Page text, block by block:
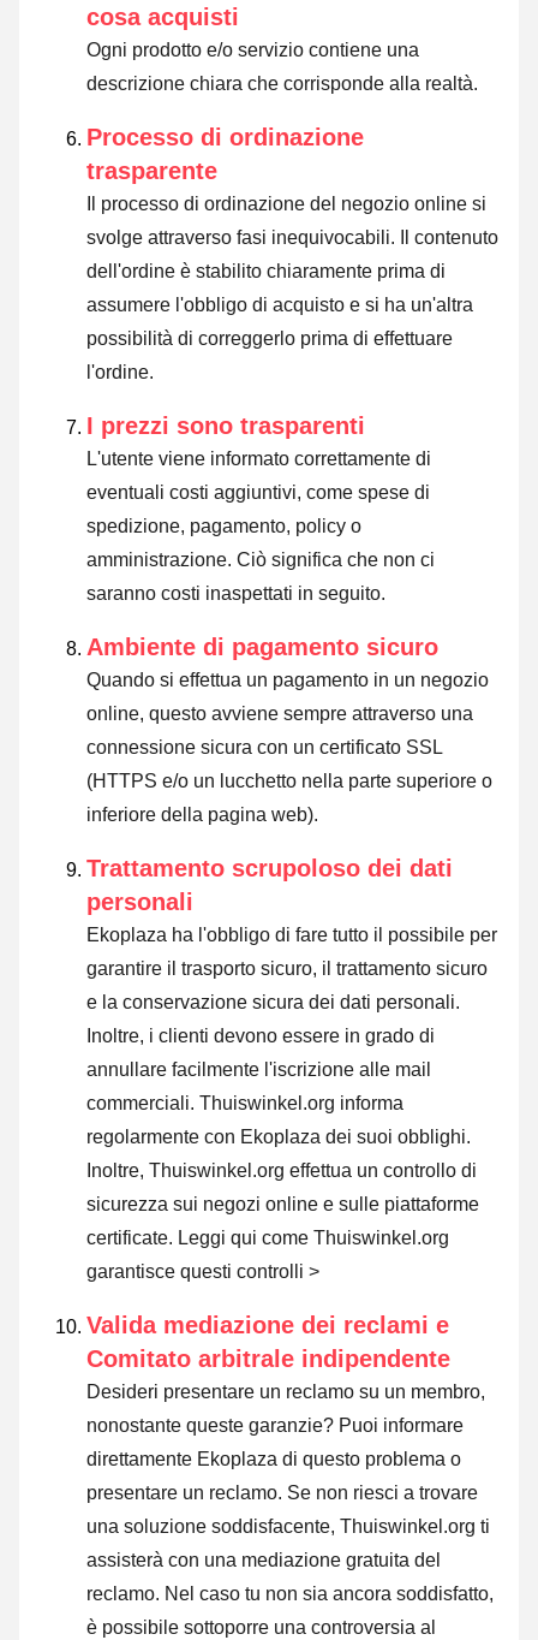
cosa acquisti
Ogni prodotto e/o servizio contiene una
descrizione chiara che corrisponde alla realtà.
Processo di ordinazione
trasparente
Il processo di ordinazione del negozio online si
svolge attraverso fasi inequivocabili. Il contenuto
dell'ordine è stabilito chiaramente prima di
assumere l'obbligo di acquisto e si ha un'altra
possibilità di correggerlo prima di effettuare
l'ordine.
I prezzi sono trasparenti
L'utente viene informato correttamente di
eventuali costi aggiuntivi, come spese di
spedizione, pagamento, policy o
amministrazione. Ciò significa che non ci
saranno costi inaspettati in seguito.
Ambiente di pagamento sicuro
Quando si effettua un pagamento in un negozio
online, questo avviene sempre attraverso una
connessione sicura con un certificato SSL
(HTTPS e/o un lucchetto nella parte superiore o
inferiore della pagina web).
Trattamento scrupoloso dei dati
personali
Ekoplaza ha l'obbligo di fare tutto il possibile per
garantire il trasporto sicuro, il trattamento sicuro
e la conservazione sicura dei dati personali.
Inoltre, i clienti devono essere in grado di
annullare facilmente l'iscrizione alle mail
commerciali. Thuiswinkel.org informa
regolarmente con Ekoplaza dei suoi obblighi.
Inoltre, Thuiswinkel.org effettua un controllo di
sicurezza sui negozi online e sulle piattaforme
certificate. Leggi qui come Thuiswinkel.org
garantisce questi controlli >
Valida mediazione dei reclami e
Comitato arbitrale indipendente
Desideri presentare un reclamo su un membro,
nonostante queste garanzie? Puoi informare
direttamente Ekoplaza di questo problema o
presentare un reclamo. Se non riesci a trovare
una soluzione soddisfacente, Thuiswinkel.org ti
assisterà con una mediazione gratuita del
reclamo. Nel caso tu non sia ancora soddisfatto,
è possibile sottoporre una controversia al